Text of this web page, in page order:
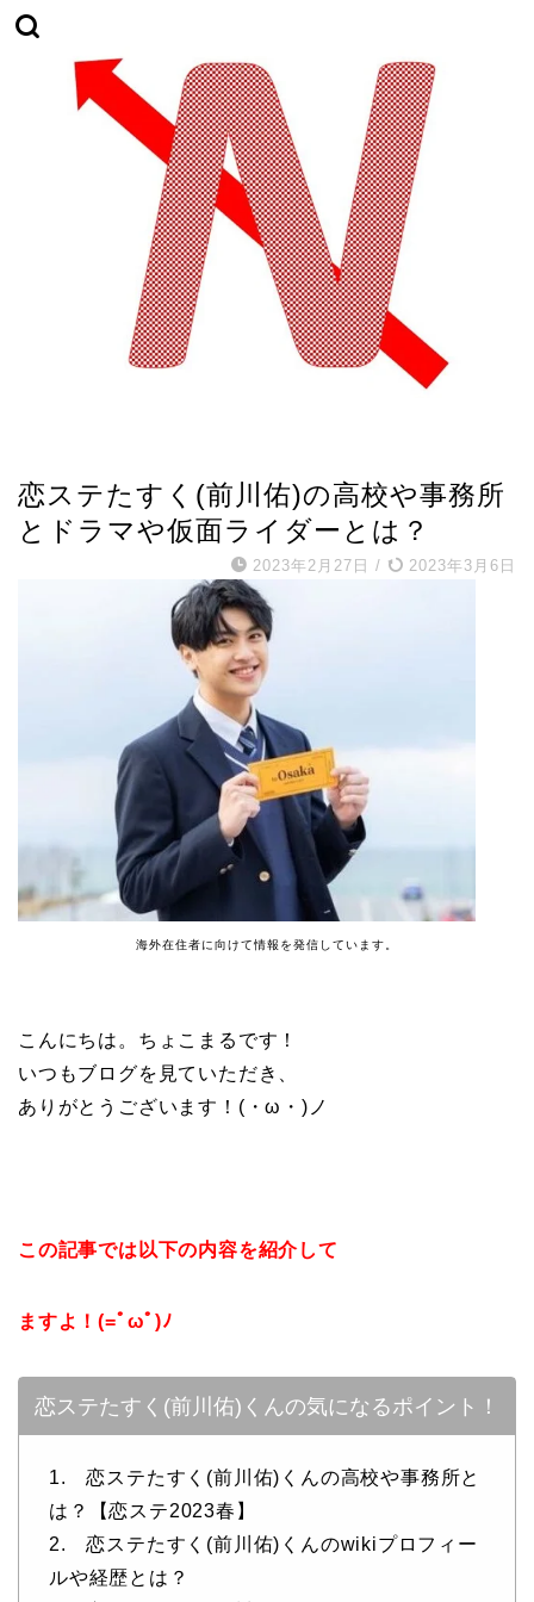
恋ステたすく(前川佑)の高校や事務所
とドラマや仮面ライダーとは？
2023年2月27日 / 2023年3月6日
海外在住者に向けて情報を発信しています。
こんにちは。ちょこまるです！
いつもブログを見ていただき、
ありがとうございます！(・ω・)ノ
この記事では以下の内容を紹介して
ますよ！(=ﾟωﾟ)ﾉ
恋ステたすく(前川佑)くんの気になるポイント！
1. 恋ステたすく(前川佑)くんの高校や事務所と
は？【恋ステ2023春】
2. 恋ステたすく(前川佑)くんのwikiプロフィー
ルや経歴とは？